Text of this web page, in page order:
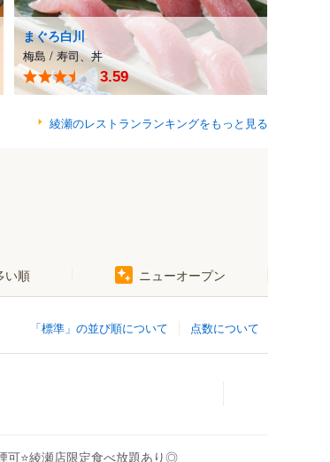
まぐろ白川
梅島 / 寿司、丼
3.59
綾瀬のレストランランキングをもっと見る
い順 ニューオープン
点数について
「標準」の並び順について
可⭐綾瀬店限定食べ放題あり◎